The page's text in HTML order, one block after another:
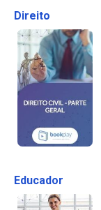
Direito
Educador